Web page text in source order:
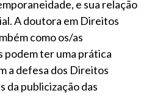
e sua relação
A doutora em Direitos
como os/as
podem ter uma prática
a defesa dos Direitos
da publicização das